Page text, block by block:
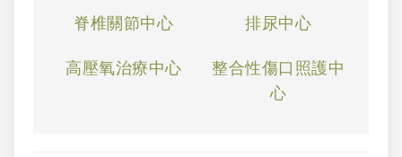
脊椎關節中心 排尿中心
高壓氧治療中心
整合性傷口照護中
心